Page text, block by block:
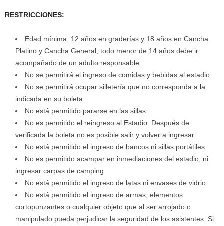
RESTRICCIONES:
Edad mínima: 12 años en graderías y 18 años en Cancha
Platino y Cancha General, todo menor de 14 años debe ir
acompañado de un adulto responsable.
No se permitirá el ingreso de comidas y bebidas al estadio.
No se permitirá ocupar silletería que no corresponda a la
indicada en su boleta.
No está permitido pararse en las sillas.
No es permitido el reingreso al Estadio. Después de
verificada la boleta no es posible salir y volver a ingresar.
No está permitido el ingreso de bancos ni sillas portátiles.
No es permitido acampar en inmediaciones del estadio, ni
ingresar carpas de camping
No está permitido el ingreso de latas ni envases de vidrio.
No está permitido el ingreso de armas, elementos
cortopunzantes o cualquier objeto que al ser arrojado o
manipulado pueda perjudicar la seguridad de los asistentes. Si